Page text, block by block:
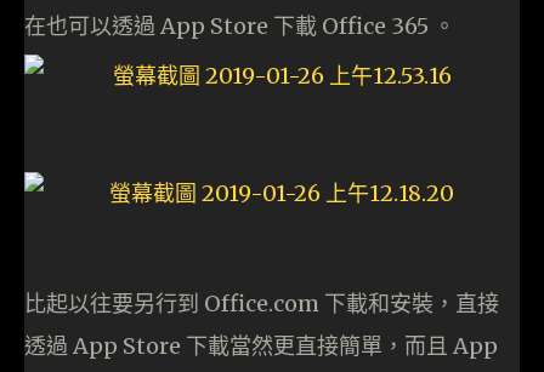
在也可以透過 App Store 下載 Office 365 。
比起以往要另行到 Office.com 下載和安裝，直接
透過 App Store 下載當然更直接簡單，而且 App